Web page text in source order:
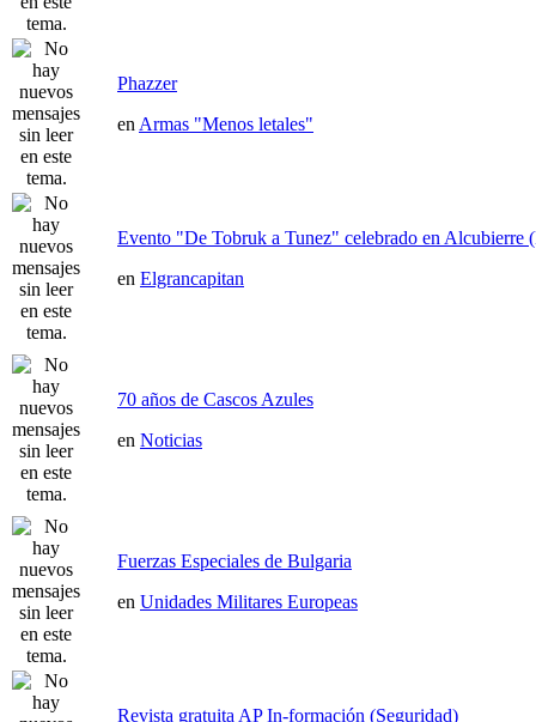
Phazzer
en Armas "Menos letales"
Evento "De Tobruk a Tunez" celebrado en Alcubierre
en Elgrancapitan
70 años de Cascos Azules
en Noticias
Fuerzas Especiales de Bulgaria
en Unidades Militares Europeas
Revista gratuita AP In-formación (Seguridad)